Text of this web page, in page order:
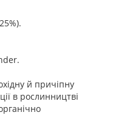
й причіпну
в рослинництві